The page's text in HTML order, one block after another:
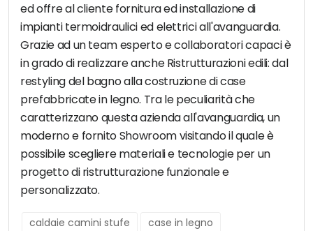
ed offre al cliente fornitura ed installazione di
impianti termoidraulici ed elettrici all'avanguardia.
Grazie ad un team esperto e collaboratori capaci è
in grado di realizzare anche Ristrutturazioni edili: dal
restyling del bagno alla costruzione di case
prefabbricate in legno. Tra le peculiarità che
caratterizzano questa azienda all'avanguardia, un
moderno e fornito Showroom visitando il quale è
possibile scegliere materiali e tecnologie per un
progetto di ristrutturazione funzionale e
personalizzato.
caldaie camini stufe
case in legno